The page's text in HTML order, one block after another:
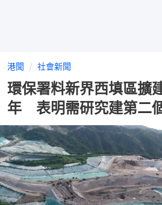
港聞 社會新聞
環保署料新界西填區擴
年 表明需研究建第二